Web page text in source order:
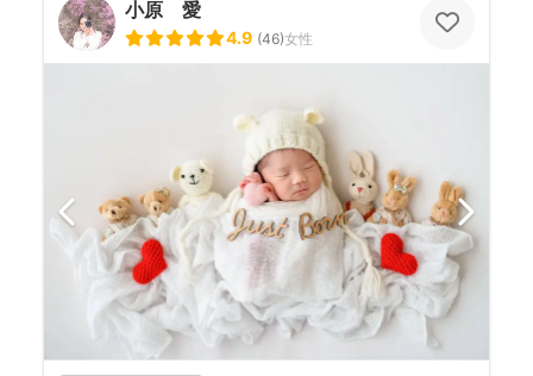
小原 愛
4.9 (46)女性